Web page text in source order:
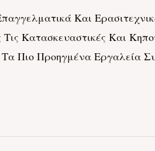
Και
Κατασκευαστικές Και
Πιο Προηγμένα Εργαλεία